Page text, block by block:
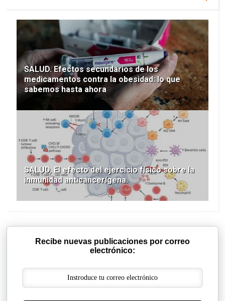
SALUD. Efectos secundarios de los
medicamentos contra la obesidad: lo que
sabemos hasta ahora
SALUD. El efecto del ejercicio físico sobre la
inmunidad anticancerígena.
Recibe nuevas publicaciones por correo
electrónico: